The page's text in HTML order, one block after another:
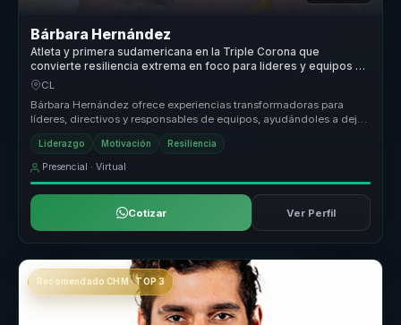
Bárbara Hernández
Atleta y primera sudamericana en la Triple Corona que
convierte resiliencia extrema en foco para lideres y equipos de
alto desempeno.
CL
Bárbara Hernández ofrece experiencias transformadoras para
líderes, directivos y responsables de equipos, ayudándoles a dejar
atrás equip...
Liderazgo Motivación Resiliencia
Presencial · Virtual
Cotizar Ver Perfil
Recomendado CHM · TOP 3